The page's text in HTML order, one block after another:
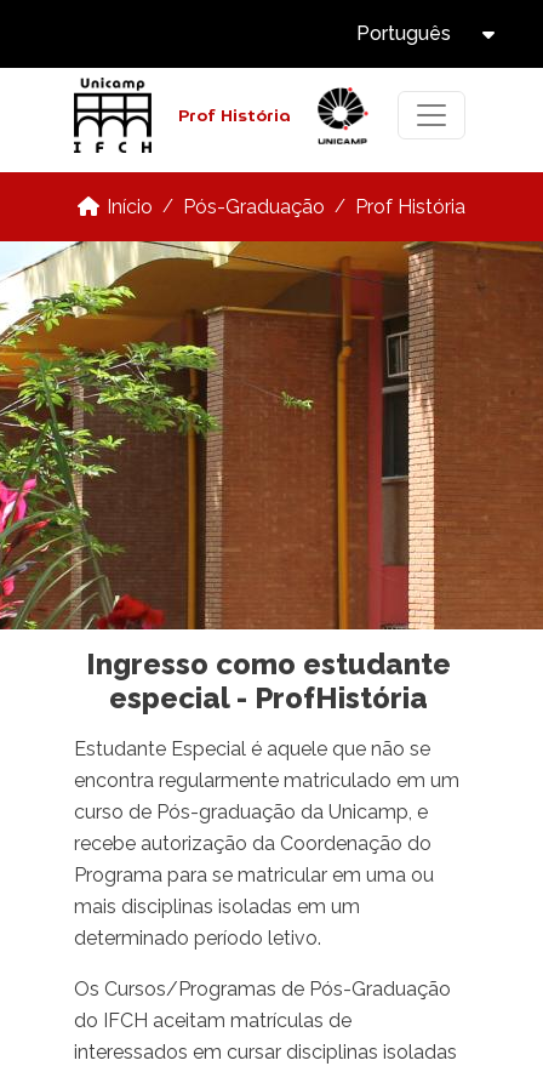
Select
Português
Prof História
Início Pós-Graduação Prof História
Ingresso como estudante
especial - ProfHistória
Estudante Especial é aquele que não se
encontra regularmente matriculado em um
curso de Pós-graduação da Unicamp, e
recebe autorização da Coordenação do
Programa para se matricular em uma ou
mais disciplinas isoladas em um
determinado período letivo.
Os Cursos/Programas de Pós-Graduação
do IFCH aceitam matrículas de
interessados em cursar disciplinas isoladas